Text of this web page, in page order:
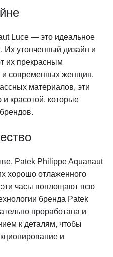
Luce — это идеальное
Их утонченный дизайн и
их прекрасным
и современных женщин.
материалов, эти
красотой, которые
Patek Philippe Aquanaut
хорошо отлаженного
эти часы воплощают всю
бренда Patek
проработана и
к деталям, чтобы
и